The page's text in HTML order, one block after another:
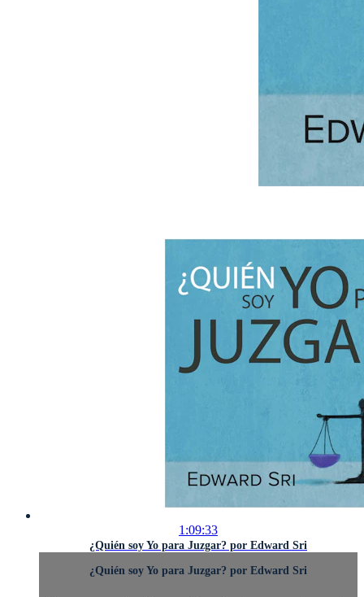
1:09:33
¿Quién soy Yo para Juzgar? por Edward Sri
¿Quién soy Yo para Juzgar? por Edward Sri